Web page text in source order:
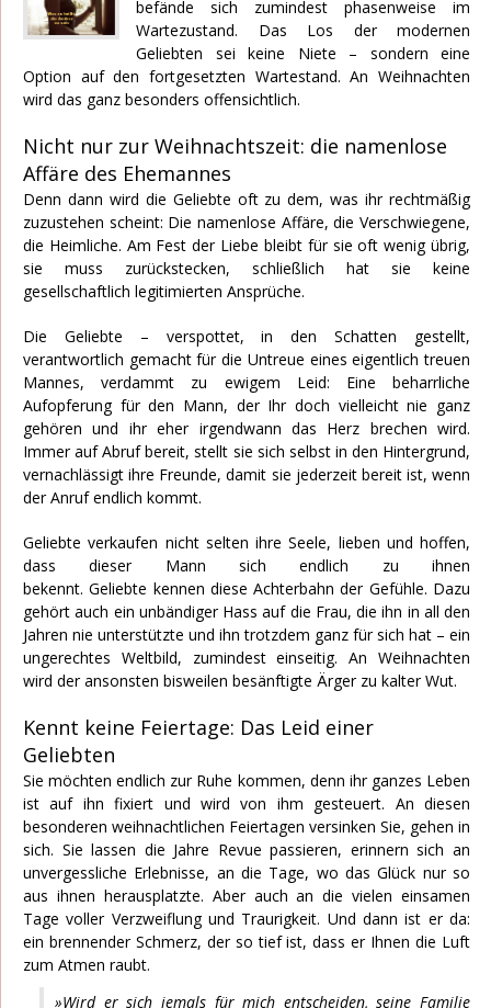
befände sich zumindest phasenweise im
Wartezustand. Das Los der modernen
Geliebten sei keine Niete – sondern eine
Option auf den fortgesetzten Wartestand. An Weihnachten
wird das ganz besonders offensichtlich.
Nicht nur zur Weihnachtszeit: die namenlose
Affäre des Ehemannes
Denn dann wird die Geliebte oft zu dem, was ihr rechtmäßig
zuzustehen scheint: Die namenlose Affäre, die Verschwiegene,
die Heimliche. Am Fest der Liebe bleibt für sie oft wenig übrig,
sie muss zurückstecken, schließlich hat sie keine
gesellschaftlich legitimierten Ansprüche.
Die Geliebte – verspottet, in den Schatten gestellt,
verantwortlich gemacht für die Untreue eines eigentlich treuen
Mannes, verdammt zu ewigem Leid: Eine beharrliche
Aufopferung für den Mann, der Ihr doch vielleicht nie ganz
gehören und ihr eher irgendwann das Herz brechen wird.
Immer auf Abruf bereit, stellt sie sich selbst in den Hintergrund,
vernachlässigt ihre Freunde, damit sie jederzeit bereit ist, wenn
der Anruf endlich kommt.
Geliebte verkaufen nicht selten ihre Seele, lieben und hoffen,
dass dieser Mann sich endlich zu ihnen
bekennt. Geliebte kennen diese Achterbahn der Gefühle. Dazu
gehört auch ein unbändiger Hass auf die Frau, die ihn in all den
Jahren nie unterstützte und ihn trotzdem ganz für sich hat – ein
ungerechtes Weltbild, zumindest einseitig. An Weihnachten
wird der ansonsten bisweilen besänftigte Ärger zu kalter Wut.
Kennt keine Feiertage: Das Leid einer
Geliebten
Sie möchten endlich zur Ruhe kommen, denn ihr ganzes Leben
ist auf ihn fixiert und wird von ihm gesteuert. An diesen
besonderen weihnachtlichen Feiertagen versinken Sie, gehen in
sich. Sie lassen die Jahre Revue passieren, erinnern sich an
unvergessliche Erlebnisse, an die Tage, wo das Glück nur so
aus ihnen herausplatzte. Aber auch an die vielen einsamen
Tage voller Verzweiflung und Traurigkeit. Und dann ist er da:
ein brennender Schmerz, der so tief ist, dass er Ihnen die Luft
zum Atmen raubt.
»Wird er sich jemals für mich entscheiden, seine Familie